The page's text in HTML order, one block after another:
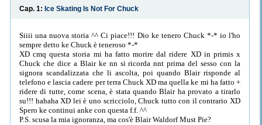
Cap. 1: Ice Skating Is Not For Chuck
Siiii una nuova storia ^^ Ci piace!!! Dio ke tenero Chuck *-* io l'ho
sempre detto ke Chuck è teneroso *-*
XD cmq questa storia mi ha fatto morire dal ridere XD in primis x
Chuck che dice a Blair ke nn si ricorda nnt prima del sesso con la
signora scandalizzata che li ascolta, poi quando Blair risponde al
telefono e lascia cadere per terra Chuck XD ma quella ke mi ha fatto +
ridere di tutte, come scena, è stata quando Blair ha provato a tirarlo
su!!! hahaha XD lei è uno scricciolo, Chuck tutto con il contrario XD
Spero ke continui anke con questa f.f. ^^
P.S. scusa la mia ignoranza, ma cos'è Blair Waldorf Must Pie?